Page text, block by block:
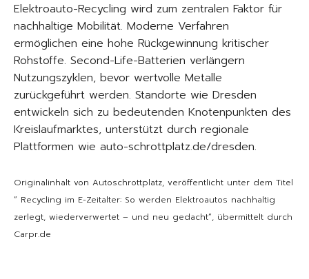
Elektroauto-Recycling wird zum zentralen Faktor für
nachhaltige Mobilität. Moderne Verfahren
ermöglichen eine hohe Rückgewinnung kritischer
Rohstoffe. Second-Life-Batterien verlängern
Nutzungszyklen, bevor wertvolle Metalle
zurückgeführt werden. Standorte wie Dresden
entwickeln sich zu bedeutenden Knotenpunkten des
Kreislaufmarktes, unterstützt durch regionale
Plattformen wie auto-schrottplatz.de/dresden.
Originalinhalt von Autoschrottplatz, veröffentlicht unter dem Titel
“ Recycling im E-Zeitalter: So werden Elektroautos nachhaltig
zerlegt, wiederverwertet – und neu gedacht“, übermittelt durch
Carpr.de